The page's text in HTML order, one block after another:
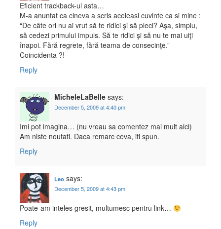
Eficient trackback-ul asta…
M-a anuntat ca cineva a scris aceleasi cuvinte ca si mine :
“De câte ori nu ai vrut să te ridici şi să pleci? Aşa, simplu,
să cedezi primului impuls. Să te ridici şi să nu te mai uiţi
înapoi. Fără regrete, fără teama de consecinţe.”
Coincidenta ?!
Reply
MicheleLaBelle says:
December 5, 2009 at 4:40 pm
Imi pot imagina… (nu vreau sa comentez mai mult aici)
Am niste noutati. Daca remarc ceva, iti spun.
Reply
Leo says:
December 5, 2009 at 4:43 pm
Poate-am inteles gresit, multumesc pentru link…
Reply